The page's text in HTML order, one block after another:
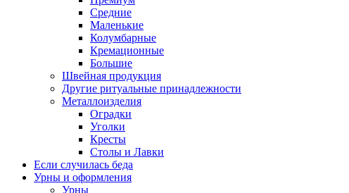
Средние
Маленькие
Колумбарные
Кремационные
Большие
Швейная продукция
Другие ритуальные принадлежности
Металлоизделия
Оградки
Уголки
Кресты
Столы и Лавки
Если случилась беда
Урны и оформления
Урны